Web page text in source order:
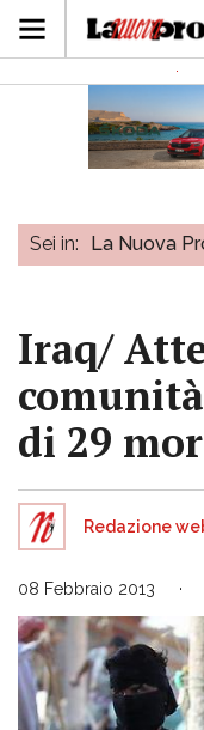
Sei in: La Nuova
Iraq/
di 29
Redazione
08 Febbraio 2013